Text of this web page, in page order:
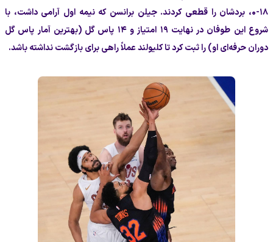
۱۸-۰، بردشان را قطعی کردند. جیلن برانسن که نیمه اول آرامی داشت، با
شروع این طوفان در نهایت ۱۹ امتیاز و ۱۴ پاس گل (بهترین آمار پاس گل
دوران حرفه‌ای او) را ثبت کرد تا کلیولند عملاً راهی برای بازگشت نداشته باشد.